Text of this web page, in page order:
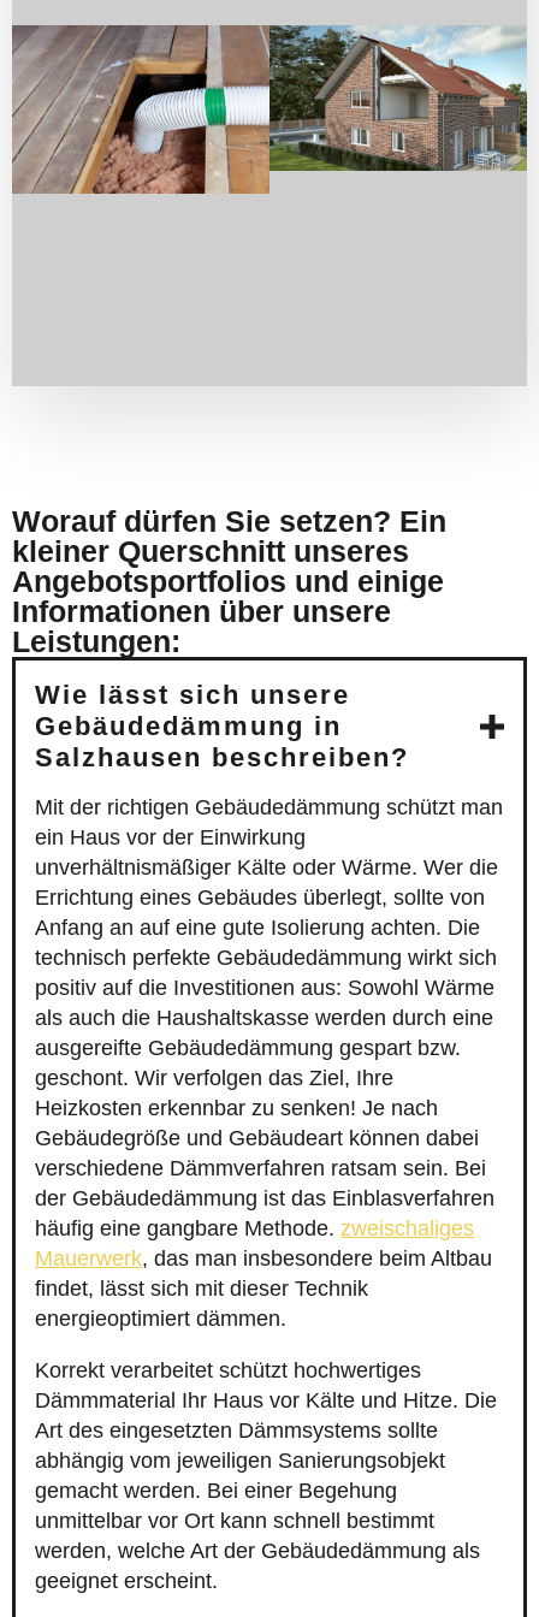
Worauf dürfen Sie setzen? Ein
kleiner Querschnitt unseres
Angebotsportfolios und einige
Informationen über unsere
Leistungen:
Wie lässt sich unsere
Gebäudedämmung in
Salzhausen beschreiben?
Mit der richtigen Gebäudedämmung schützt man
ein Haus vor der Einwirkung
unverhältnismäßiger Kälte oder Wärme. Wer die
Errichtung eines Gebäudes überlegt, sollte von
Anfang an auf eine gute Isolierung achten. Die
technisch perfekte Gebäudedämmung wirkt sich
positiv auf die Investitionen aus: Sowohl Wärme
als auch die Haushaltskasse werden durch eine
ausgereifte Gebäudedämmung gespart bzw.
geschont. Wir verfolgen das Ziel, Ihre
Heizkosten erkennbar zu senken! Je nach
Gebäudegröße und Gebäudeart können dabei
verschiedene Dämmverfahren ratsam sein. Bei
der Gebäudedämmung ist das Einblasverfahren
häufig eine gangbare Methode. zweischaliges
Mauerwerk, das man insbesondere beim Altbau
findet, lässt sich mit dieser Technik
energieoptimiert dämmen.
Korrekt verarbeitet schützt hochwertiges
Dämmmaterial Ihr Haus vor Kälte und Hitze. Die
Art des eingesetzten Dämmsystems sollte
abhängig vom jeweiligen Sanierungsobjekt
gemacht werden. Bei einer Begehung
unmittelbar vor Ort kann schnell bestimmt
werden, welche Art der Gebäudedämmung als
geeignet erscheint.